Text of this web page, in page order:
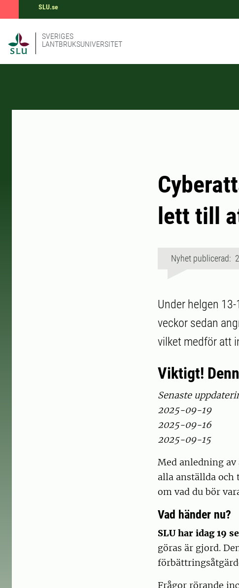
SLU.se
SVERIGES
LANTBRUKSUNIVERSITET
lett till
Nyhet publicerad:
Under helgen
veckor sedan
vilket medför att
Viktigt!
Senaste
2025-09-19
2025-09-16
2025-09-15
Med anledning
alla anställda och
om vad du bör
Vad händer nu?
SLU har idag 19
göras är gjord.
Frågor rörande